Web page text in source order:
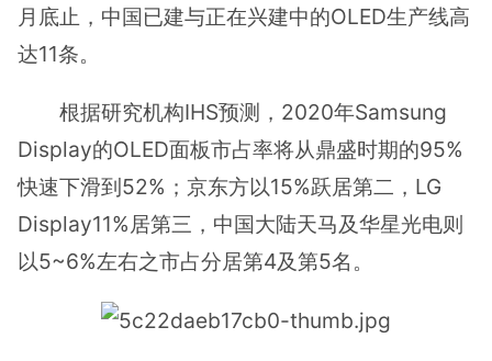
月底止，中国已建与正在兴建中的OLED生产线高
达11条。
根据研究机构IHS预测，2020年Samsung
Display的OLED面板市占率将从鼎盛时期的95%
快速下滑到52%；京东方以15%跃居第二，LG
Display11%居第三，中国大陆天马及华星光电则
以5~6%左右之市占分居第4及第5名。